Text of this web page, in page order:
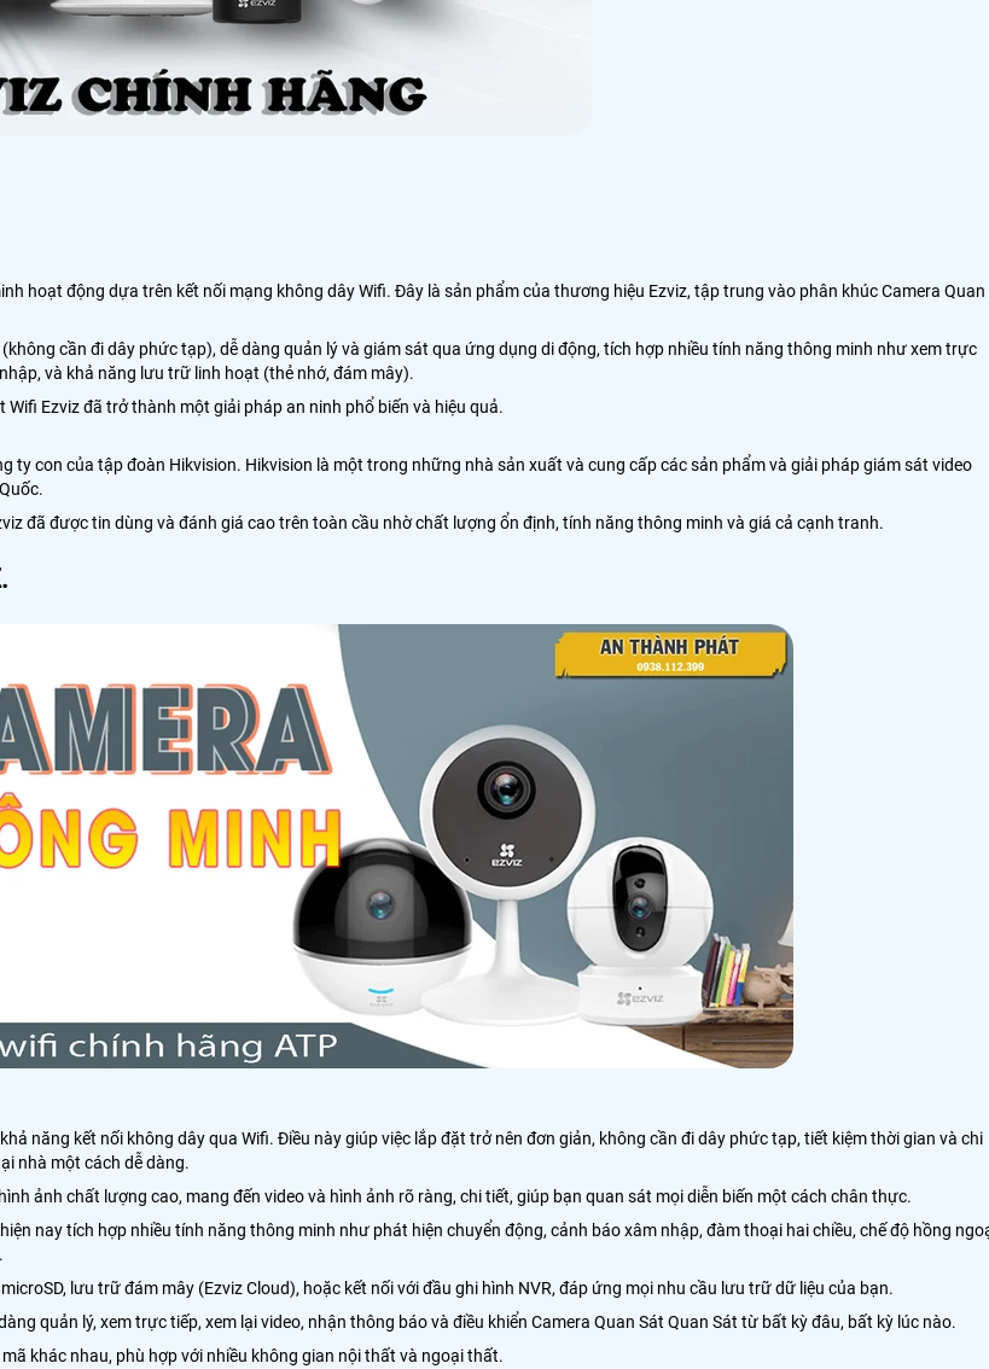
hoạt động dựa trên kết nối mạng không dây Wifi. Đây là sản phẩm của thương hiệu Ezviz, tập trung vào phân khúc Camera Quan
cần đi dây phức tạp), dễ dàng quản lý và giám sát qua ứng dụng di động, tích hợp nhiều tính năng thông minh như xem trực
và khả năng lưu trữ linh hoạt (thẻ nhớ, đám mây).
Ezviz đã trở thành một giải pháp an ninh phổ biến và hiệu quả.
ty con của tập đoàn Hikvision. Hikvision là một trong những nhà sản xuất và cung cấp các sản phẩm và giải pháp giám sát video
đã được tin dùng và đánh giá cao trên toàn cầu nhờ chất lượng ổn định, tính năng thông minh và giá cả cạnh tranh.
năng kết nối không dây qua Wifi. Điều này giúp việc lắp đặt trở nên đơn giản, không cần đi dây phức tạp, tiết kiệm thời gian và chi
nhà một cách dễ dàng.
ảnh chất lượng cao, mang đến video và hình ảnh rõ ràng, chi tiết, giúp bạn quan sát mọi diễn biến một cách chân thực.
nay tích hợp nhiều tính năng thông minh như phát hiện chuyển động, cảnh báo xâm nhập, đàm thoại hai chiều, chế độ hồng
lưu trữ đám mây (Ezviz Cloud), hoặc kết nối với đầu ghi hình NVR, đáp ứng mọi nhu cầu lưu trữ dữ liệu của bạn.
quản lý, xem trực tiếp, xem lại video, nhận thông báo và điều khiển Camera Quan Sát Quan Sát từ bất kỳ đâu, bất kỳ lúc nào.
khác nhau, phù hợp với nhiều không gian nội thất và ngoại thất.